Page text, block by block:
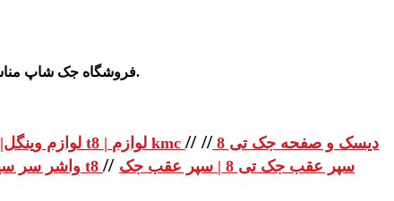
فروشگاه جک شاپ مناسبترین وش و اطلاع از قیمت آن می توانید با ما تماس بگیرید.
لوازم لوازم یدکی جک تی 8 | لوازم یدکی جک t8 | لوازم kmc // دیسک و صفحه جک تی 8 //
واشر سر سیلندر جک تی 8 | واشر سر سیلندر جک t8 // سپر عقب جک تی 8 | سپر عقب جک